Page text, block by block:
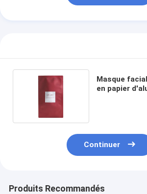
Masque
en papier
Continuer
Produits Recommandés